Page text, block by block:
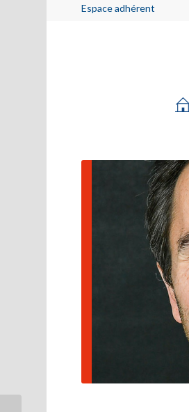
Espace adhérent